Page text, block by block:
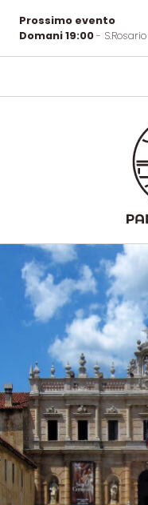
Prossimo evento
Domani 19:00-